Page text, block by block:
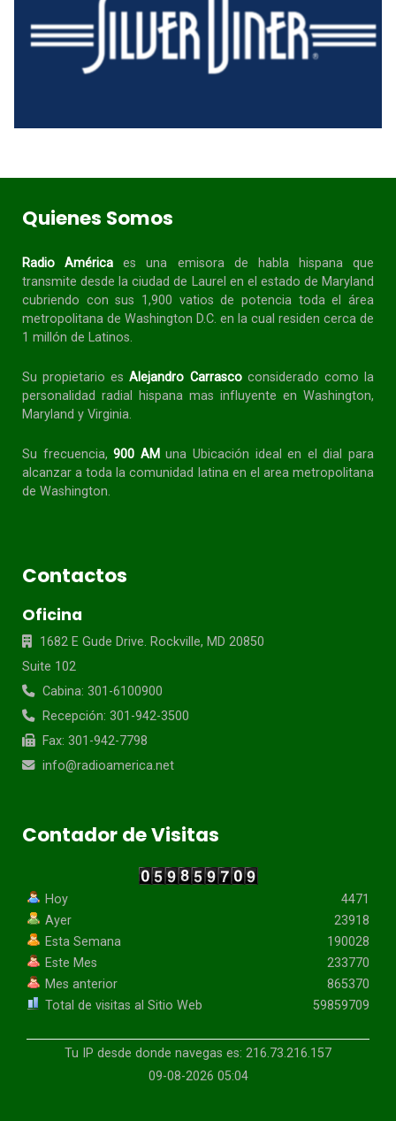
Quienes Somos
Radio América es una emisora de habla hispanaque
transmite desde la ciudad de Laurel en el estado de Maryland
cubriendo con sus 1,900 vatios de potencia toda el área
metropolitana de Washington D.C. en la cual residen cerca de
1 millón de Latinos.
Su propietario esAlejandro Carrascoconsiderado como la
personalidad radial
hispana mas influyente en Washington,
Maryland y Virginia.
Su frecuencia, 900 AM una Ubicación ideal en el dial para
alcanzar a toda lacomunidad latina en el area metropolitana
de Washington.
Contactos
Oficina
1682 E Gude Drive. Rockville, MD 20850
Suite 102
Cabina: 301-6100900
Recepción: 301-942-3500
Fax: 301-942-7798
info@radioamerica.net
Contador de Visitas
Hoy
Ayer
Esta Semana
Este Mes
Mes anterior
Total de visitas al Sitio Web
4471
23918
190028
233770
865370
59859709
Tu IP desde donde navegas es: 216.73.216.157
09-08-2026 05:04